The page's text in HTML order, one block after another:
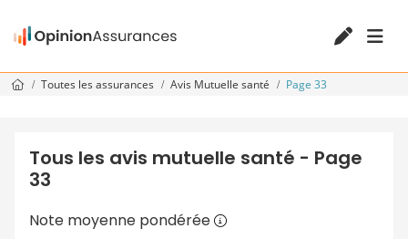
Toutes les assurances Avis Mutuelle santé Page 33
Tous les avis mutuelle santé - Page
33
Note moyenne pondérée